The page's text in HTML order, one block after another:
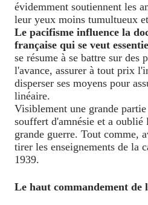
évidemment soutiennent les
leur yeux moins tumultueux
Le pacifisme influence la
française qui se veut
se résume à se battre sur des
l'avance, assurer à tout prix
disperser ses moyens pour
linéaire.
Visiblement une grande
souffert d'amnésie et a oublié
grande guerre. Tout comme,
tirer les enseignements de la
1939.
Le haut commandement de